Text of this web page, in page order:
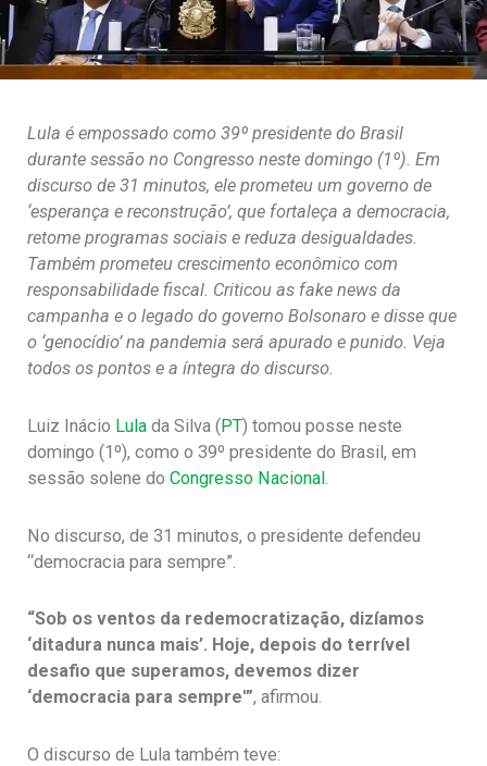
Lula é empossado como 39º presidente do Brasil
durante sessão no Congresso neste domingo (1º). Em
discurso de 31 minutos, ele prometeu um governo de
‘esperança e reconstrução’, que fortaleça a democracia,
retome programas sociais e reduza desigualdades.
Também prometeu crescimento econômico com
responsabilidade fiscal. Criticou as fake news da
campanha e o legado do governo Bolsonaro e disse que
o ‘genocídio’ na pandemia será apurado e punido. Veja
todos os pontos e a íntegra do discurso.
Luiz Inácio Lula da Silva (PT) tomou posse neste
domingo (1º), como o 39º presidente do Brasil, em
sessão solene do Congresso Nacional.
No discurso, de 31 minutos, o presidente defendeu
“democracia para sempre”.
“Sob os ventos da redemocratização, dizíamos
‘ditadura nunca mais’. Hoje, depois do terrível
desafio que superamos, devemos dizer
‘democracia para sempre'”, afirmou.
O discurso de Lula também teve: